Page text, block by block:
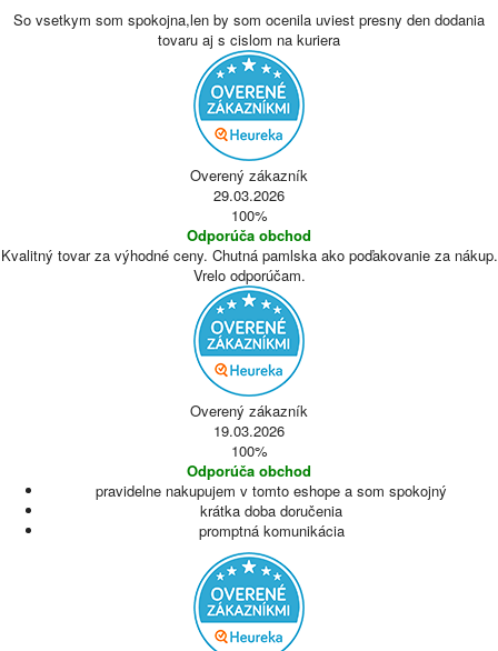
So vsetkym som spokojna,len by som ocenila uviest presny den dodania
tovaru aj s cislom na kuriera
Overený zákazník
29.03.2026
100%
Odporúča obchod
Kvalitný tovar za výhodné ceny. Chutná pamlska ako poďakovanie za nákup.
Vrelo odporúčam.
Overený zákazník
19.03.2026
100%
Odporúča obchod
pravidelne nakupujem v tomto eshope a som spokojný
krátka doba doručenia
promptná komunikácia